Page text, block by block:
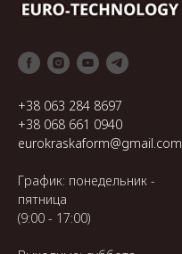
+38 063 284 8697
+38 068 661 0940
eurokraskaform@gmail.com
График: понедельник -
пятница
(9:00 - 17:00)